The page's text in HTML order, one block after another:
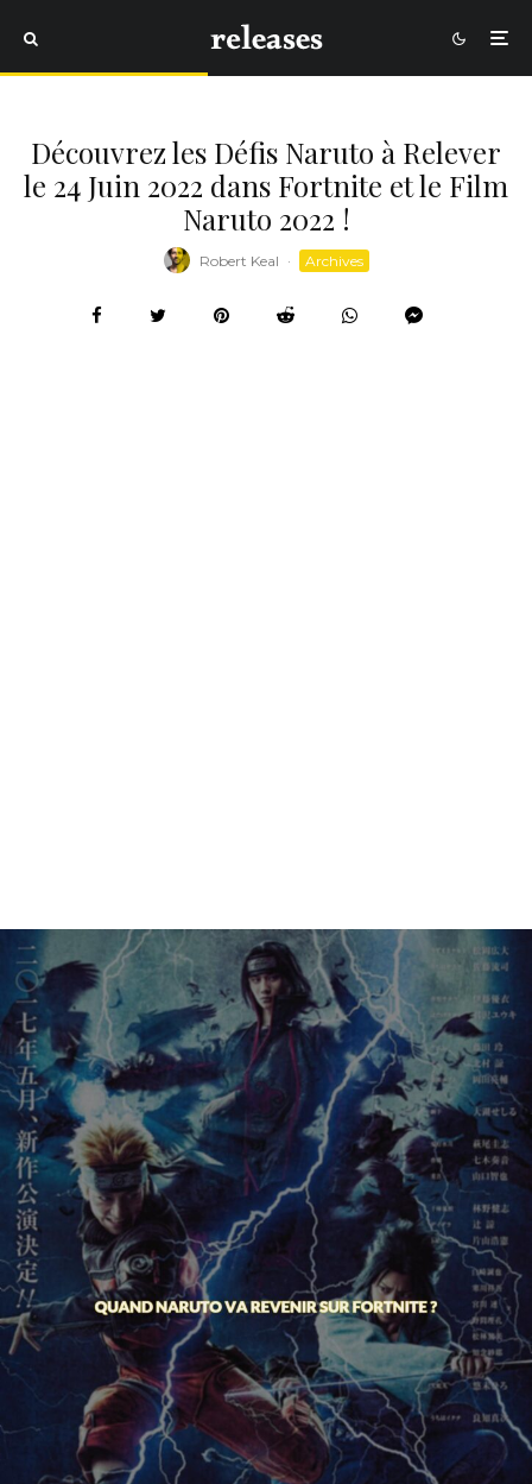
Découvrez les Défis Naruto à Relever
le 24 Juin 2022 dans Fortnite et le Film
Naruto 2022 !
Robert Keal · Archives